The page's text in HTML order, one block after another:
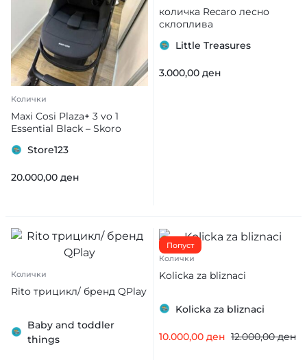
Колички
Maxi Cosi Plaza+ 3 vo 1
Essential Black – Skoro
Store123
20.000,00 ден
количка Recaro лесно
склоплива
Little Treasures
3.000,00 ден
Колички
Rito трицикл/ бренд QPlay
Baby and toddler
things
Попуст
Колички
Kolicka za bliznaci
Kolicka za bliznaci
12.000,00ден
10.000,00 ден